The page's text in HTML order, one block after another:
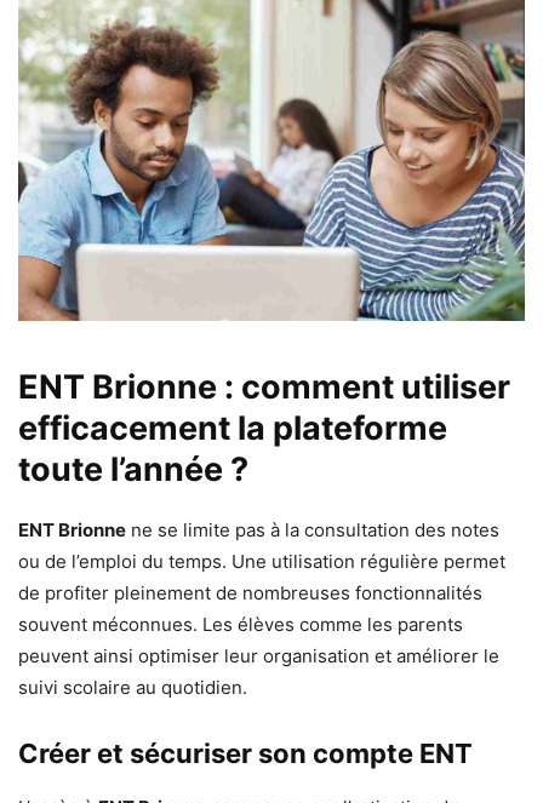
ENT Brionne : comment utiliser
efficacement la plateforme
toute l’année ?
ENT Brionne ne se limite pas à la consultation des notes
ou de l’emploi du temps. Une utilisation régulière permet
de profiter pleinement de nombreuses fonctionnalités
souvent méconnues. Les élèves comme les parents
peuvent ainsi optimiser leur organisation et améliorer le
suivi scolaire au quotidien.
Créer et sécuriser son compte ENT